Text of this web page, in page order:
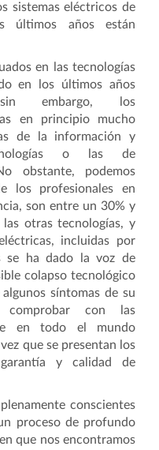
sistemas eléctricos de
últimos años están
en las tecnologías
en los últimos años
sin embargo, los
en principio mucho
de la información y
o las de
obstante, podemos
los profesionales en
son entre un 30% y
otras tecnologías, y
incluidas por
se ha dado la voz de
colapso tecnológico
síntomas de su
comprobar con las
en todo el mundo
que se presentan los
y calidad de
conscientes
proceso de profundo
que nos encontramos